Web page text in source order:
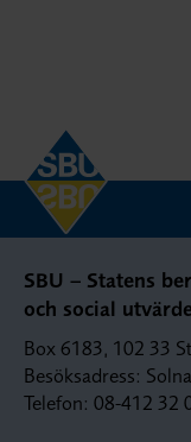
SBU – Statens
och social
Box 6183, 102 33
Besöksadress:
Telefon: 08-412 32